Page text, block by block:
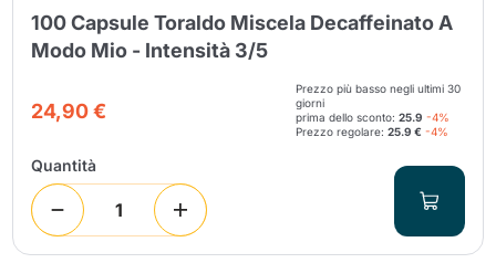
100 Capsule Toraldo Miscela Decaffeinato A
Modo Mio - Intensità 3/5
24,90 €
Prezzo più basso negli ultimi 30
giorni
prima dello sconto: 25.9 -4%
Prezzo regolare: 25.9 € -4%
Quantità